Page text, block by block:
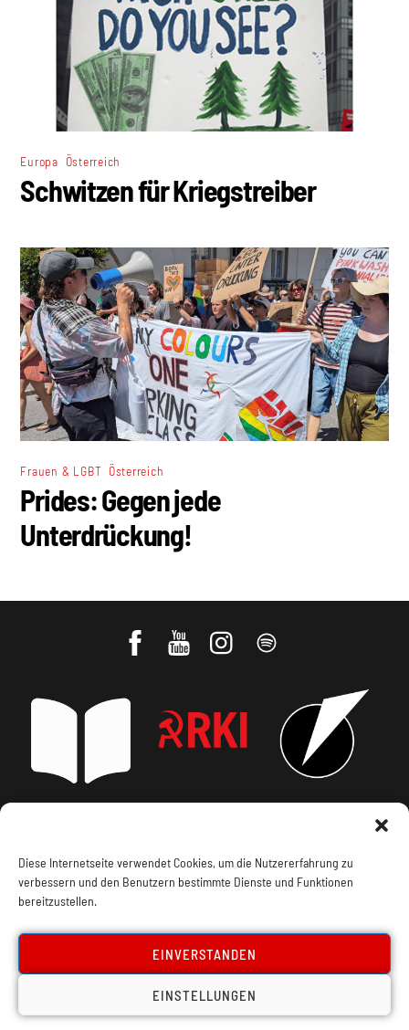
Diese Internetseite verwendet Cookies, um die Nutzererfahrung zu
verbessern und den Benutzern bestimmte Dienste und Funktionen
bereitzustellen.
EINVERSTANDEN
EINSTELLUNGEN
Europa Österreich
Schwitzen für Kriegstreiber
Frauen & LGBT Österreich
Prides: Gegen jede
Unterdrückung!
Datenschutz Kontakt